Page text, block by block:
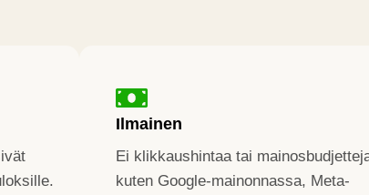
Ilmainen
Ei klikkaushintaa tai
kuten Google-mainonnassa, Meta-